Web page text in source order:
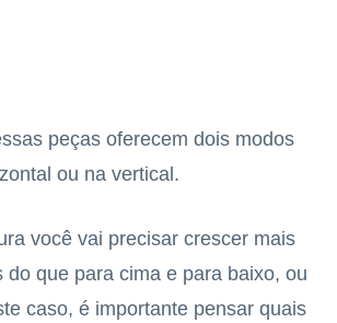
peças oferecem dois modos
ou na vertical.
você vai precisar crescer mais
do que para cima e para baixo, ou
caso, é importante pensar quais